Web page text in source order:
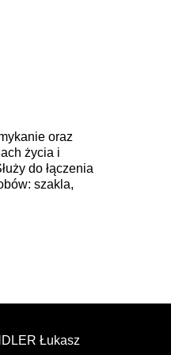
oraz
życia i
do łączenia
szakla,
Łukasz